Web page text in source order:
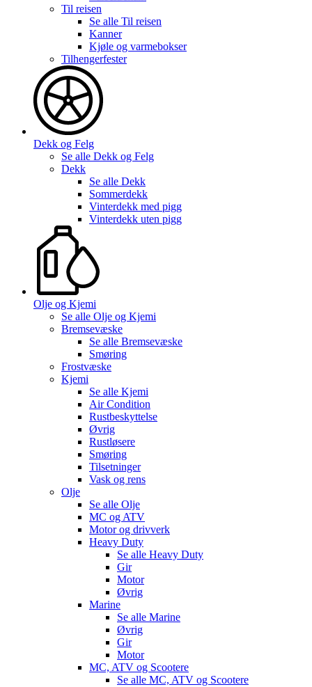
Til reisen
Se alle Til reisen
Kanner
Kjøle og varmebokser
Tilhengerfester
Dekk og Felg
Se alle Dekk og Felg
Dekk
Se alle Dekk
Sommerdekk
Vinterdekk med pigg
Vinterdekk uten pigg
Olje og Kjemi
Se alle Olje og Kjemi
Bremsevæske
Se alle Bremsevæske
Smøring
Frostvæske
Kjemi
Se alle Kjemi
Air Condition
Rustbeskyttelse
Øvrig
Rustløsere
Smøring
Tilsetninger
Vask og rens
Olje
Se alle Olje
MC og ATV
Motor og drivverk
Heavy Duty
Se alle Heavy Duty
Gir
Motor
Øvrig
Marine
Se alle Marine
Øvrig
Gir
Motor
MC, ATV og Scootere
Se alle MC, ATV og Scootere